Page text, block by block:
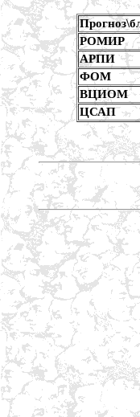
РОМИР
АРПИ
ФОМ
ВЦИОМ
ЦСАП